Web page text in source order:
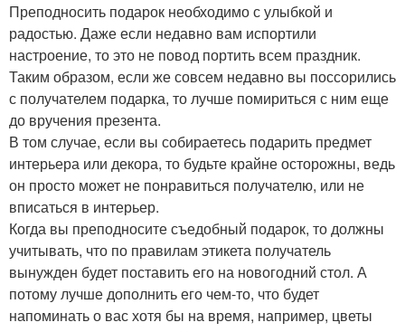
Преподносить подарок необходимо с улыбкой и
радостью. Даже если недавно вам испортили
настроение, то это не повод портить всем праздник.
Таким образом, если же совсем недавно вы поссорились
с получателем подарка, то лучше помириться с ним еще
до вручения презента.
В том случае, если вы собираетесь подарить предмет
интерьера или декора, то будьте крайне осторожны, ведь
он просто может не понравиться получателю, или не
вписаться в интерьер.
Когда вы преподносите съедобный подарок, то должны
учитывать, что по правилам этикета получатель
вынужден будет поставить его на новогодний стол. А
потому лучше дополнить его чем-то, что будет
напоминать о вас хотя бы на время, например, цветы